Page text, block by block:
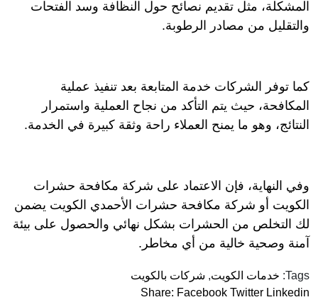
المشكلة، مثل تقديم نصائح حول النظافة وسد الفتحات
والتقليل من مصادر الرطوبة.
كما توفر الشركات خدمة المتابعة بعد تنفيذ عملية
المكافحة، حيث يتم التأكد من نجاح العملية واستمرار
النتائج، وهو ما يمنح العملاء راحة وثقة كبيرة في الخدمة.
وفي النهاية، فإن الاعتماد على شركة مكافحة حشرات
الكويت أو شركة مكافحة حشرات الأحمدي الكويت يضمن
لك التخلص من الحشرات بشكل نهائي والحصول على بيئة
آمنة وصحية خالية من أي مخاطر.
Tags: خدمات الكويت, شركات بالكويت
Share: Facebook Twitter Linkedin